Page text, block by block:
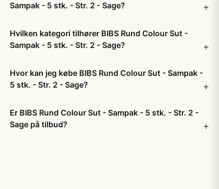
Sampak - 5 stk. - Str. 2 - Sage?
Hvilken kategori tilhører BIBS Rund Colour Sut -
Sampak - 5 stk. - Str. 2 - Sage?
Hvor kan jeg købe BIBS Rund Colour Sut - Sampak -
5 stk. - Str. 2 - Sage?
Er BIBS Rund Colour Sut - Sampak - 5 stk. - Str. 2 -
Sage på tilbud?